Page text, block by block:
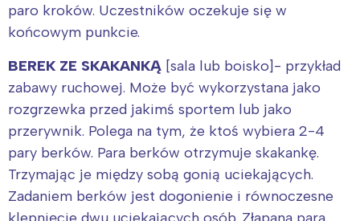
paro kroków. Uczestników oczekuje się w
końcowym punkcie.
BEREK ZE SKAKANKĄ [sala lub boisko]- przykład
zabawy ruchowej. Może być wykorzystana jako
rozgrzewka przed jakimś sportem lub jako
przerywnik. Polega na tym, że ktoś wybiera 2-4
pary berków. Para berków otrzymuje skakankę.
Trzymając je między sobą gonią uciekających.
Zadaniem berków jest dogonienie i równoczesne